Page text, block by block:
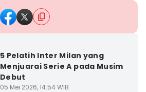
5 Pelatih Inter Milan yang
Menjuarai Serie A pada Musim
Debut
05 Mei 2026, 14:54 WIB